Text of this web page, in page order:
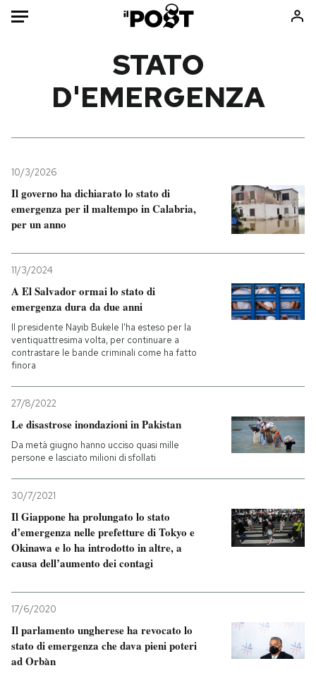
HOME
Mondo
Tecnologia
Internet
Libri
Ok Boomer!
Mondiali calcio 2026
PODCAST
NEWSLETTER
SHOP
CALENDARIO
Entra
STATO
D'EMERGENZA
10/3/2026
Il governo ha dichiarato lo stato di
emergenza per il maltempo in Calabria,
per un anno
11/3/2024
A El Salvador ormai lo stato di
emergenza dura da due anni
Il presidente Nayib Bukele l'ha esteso per la
ventiquattresima volta, per continuare a
contrastare le bande criminali come ha fatto
finora
27/8/2022
Le disastrose inondazioni in Pakistan
Da metà giugno hanno ucciso quasi mille
persone e lasciato milioni di sfollati
30/7/2021
Il Giappone ha prolungato lo stato
d’emergenza nelle prefetture di Tokyo e
Okinawa e lo ha introdotto in altre, a
causa dell’aumento dei contagi
17/6/2020
Il parlamento ungherese ha revocato lo
stato di emergenza che dava pieni poteri
ad Orbàn